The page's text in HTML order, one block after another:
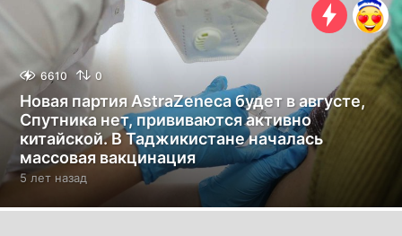
6610 0
Новая партия AstraZeneca будет в августе,
Спутника нет, прививаются активно
китайской. В Таджикистане началась
массовая вакцинация
5 лет назад
е